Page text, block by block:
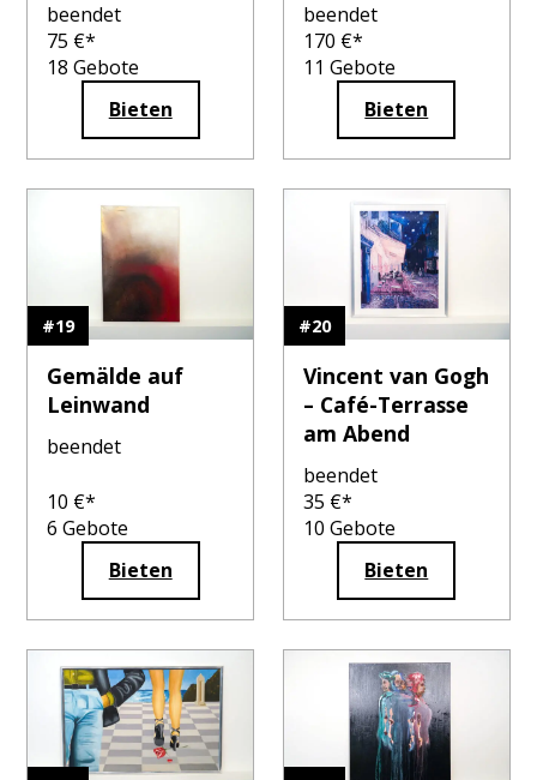
beendet
75 €*
18 Gebote
Bieten
beendet
170 €*
11 Gebote
Bieten
#19
Gemälde auf
Leinwand
beendet
10 €*
6 Gebote
Bieten
#20
Vincent van Gogh
– Café-Terrasse
am Abend
beendet
35 €*
10 Gebote
Bieten